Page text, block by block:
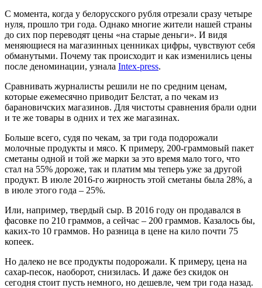
С момента, когда у белорусского рубля отрезали сразу четыре
нуля, прошло три года. Однако многие жители нашей страны
до сих пор переводят цены «на старые деньги». И видя
меняющиеся на магазинных ценниках цифры, чувствуют себя
обманутыми. Почему так происходит и как изменились цены
после деноминации, узнала Intex-press.
Сравнивать журналисты решили не по средним ценам,
которые ежемесячно приводит Белстат, а по чекам из
барановичских магазинов. Для чистоты сравнения брали одни
и те же товары в одних и тех же магазинах.
Больше всего, судя по чекам, за три года подорожали
молочные продукты и мясо. К примеру, 200-граммовый пакет
сметаны одной и той же марки за это время мало того, что
стал на 55% дороже, так и платим мы теперь уже за другой
продукт. В июле 2016-го жирность этой сметаны была 28%, а
в июле этого года – 25%.
Или, например, твердый сыр. В 2016 году он продавался в
фасовке по 210 граммов, а сейчас – 200 граммов. Казалось бы,
каких-то 10 граммов. Но разница в цене на кило почти 75
копеек.
Но далеко не все продукты подорожали. К примеру, цена на
сахар-песок, наоборот, снизилась. И даже без скидок он
сегодня стоит пусть немного, но дешевле, чем три года назад.